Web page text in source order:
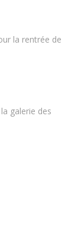
la rentrée de
galerie des